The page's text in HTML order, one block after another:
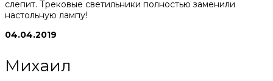
слепит. Трековые светильники полностью заменили
настольную лампу!
04.04.2019
Михаил